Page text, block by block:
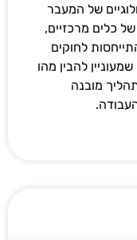
של המעבר
כלים מרכזיים,
לחוקים
להבין מהו
מובנה